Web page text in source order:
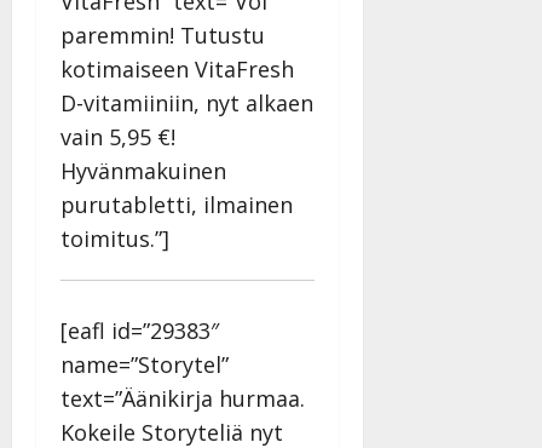
paremmin! Tutustu
kotimaiseen VitaFresh
D-vitamiiniin, nyt alkaen
vain 5,95 €!
Hyvänmakuinen
purutabletti, ilmainen
toimitus.”]
[eafl id=”29383″
name=”Storytel”
text=”Äänikirja hurmaa.
Kokeile Storyteliä nyt